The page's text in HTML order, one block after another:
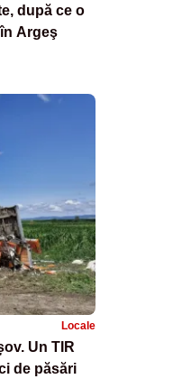
după ce o
Argeş
Locale
Un TIR
de păsări